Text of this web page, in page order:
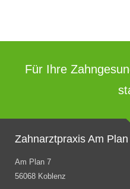
Für Ihre
Zahnarztpraxis Am Plan
Am Plan 7
56068 Koblenz